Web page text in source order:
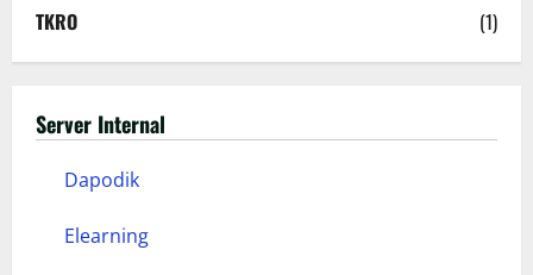
TKRO (1)
Server Internal
Dapodik
Elearning